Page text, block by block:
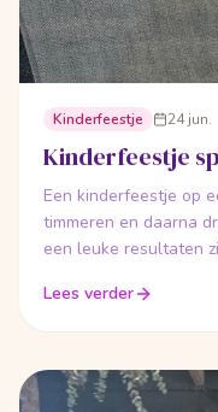
Kinderfeestje 24 jun.
Kinderfeestje
Een kinderfeestje op
timmeren en daarna
een leuke resultaten
buiten in de schaduw!
Lees verder